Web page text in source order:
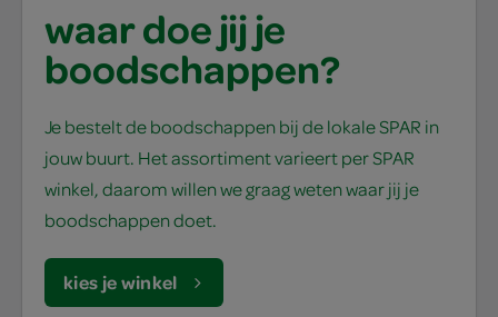
waar doe jij je
boodschappen?
Je bestelt de boodschappen bij de lokale SPAR in
jouw buurt. Het assortiment varieert per SPAR
winkel, daarom willen we graag weten waar jij je
boodschappen doet.
kies je winkel